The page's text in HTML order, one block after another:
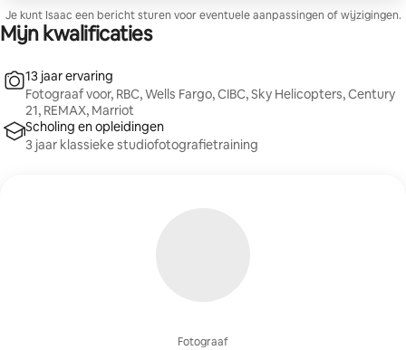
dag aan woon-werkverkeer voor je sessie. Pasfoto's
kunnen eenvoudig worden voltooid tijdens je
lunchpauze. Sessies van 30 minuten Beoordeling van
Je kunt Isaac een bericht sturen voor eventuele aanpassingen of wijzigingen.
Mijn kwalificaties
Fotograaf
13 jaar ervaring
Fotograaf voor, RBC, Wells Fargo, CIBC, Sky Helicopters, Century
21, REMAX, Marriot
Scholing en opleidingen
3 jaar klassieke studiofotografietraining